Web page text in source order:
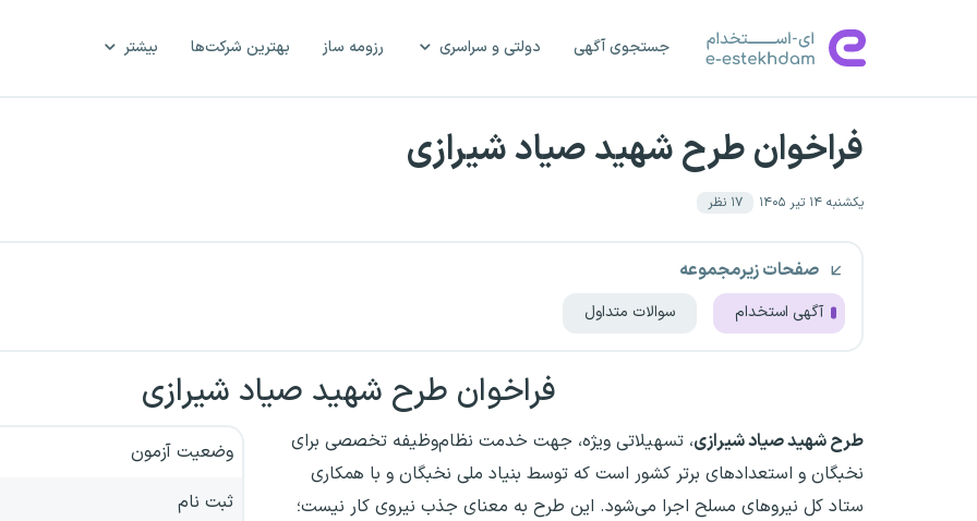
جستجوی آگهی دولتی و سراسری رزومه ساز بهترین شرکت‌ها بیشتر
فراخوان طرح شهید صیاد شیرازی
یکشنبه ۱۴ تیر ۱۴۰۵ ۱۷ نظر
صفحات زیرمجموعه
آگهی استخدام سوالات متداول
فراخوان طرح شهید صیاد شیرازی
طرح شهید صیاد شیرازی، تسهیلاتی ویژه، جهت خدمت نظام‌وظیفه تخصصی برای
نخبگان و استعدادهای برتر کشور است که توسط بنیاد ملی نخبگان و با همکاری
ستاد کل نیروهای مسلح اجرا می‌شود. این طرح به معنای جذب نیروی کار نیست؛
وضعیت آزمون
ثبت نام